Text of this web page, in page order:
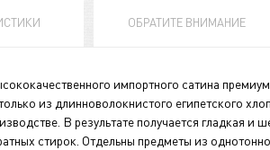
ОБРАТИТЕ ВНИМАНИЕ
импортного сатина
из длинноволокнистого египетского
В результате получается гладкая и
стирок. Отдельны предметы из